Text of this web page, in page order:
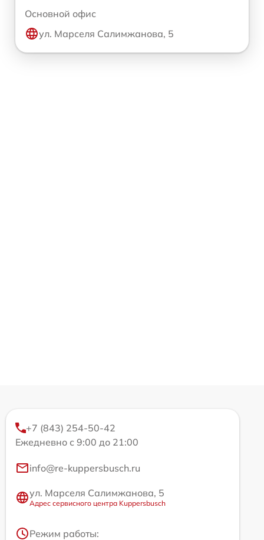
Основной офис
ул. Марселя Салимжанова, 5
+7 (843) 254-50-42
Ежедневно с 9:00 до 21:00
info@re-kuppersbusch.ru
ул. Марселя Салимжанова, 5
Адрес сервисного центра Kuppersbusch
Режим работы: